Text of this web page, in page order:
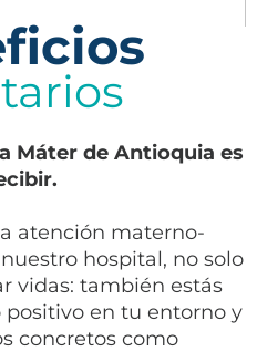
Máter de Antioquia es
atención materno-
hospital, no solo
vidas: también estás
en tu entorno y
concretos como